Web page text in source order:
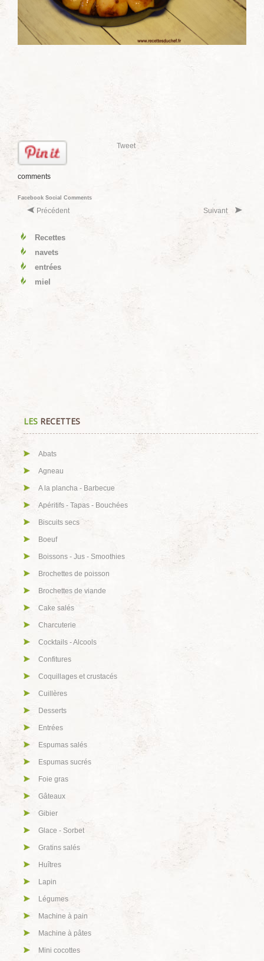
Tweet
comments
Facebook Social Comments
Précédent Suivant
Recettes
navets
entrées
miel
LES RECETTES
Abats
Agneau
A la plancha - Barbecue
Apéritifs - Tapas - Bouchées
Biscuits secs
Boeuf
Boissons - Jus - Smoothies
Brochettes de poisson
Brochettes de viande
Cake salés
Charcuterie
Cocktails - Alcools
Confitures
Coquillages et crustacés
Cuillères
Desserts
Entrées
Espumas salés
Espumas sucrés
Foie gras
Gâteaux
Gibier
Glace - Sorbet
Gratins salés
Huîtres
Lapin
Légumes
Machine à pain
Machine à pâtes
Mini cocottes